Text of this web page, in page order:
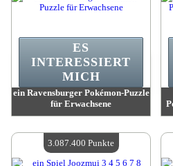
ein Ravensburger Pokémon-Puzzle
für Erwachsene
Verfügbare Menge:4
ES
INTERESSIERT
MICH
3.087.400 Punkte